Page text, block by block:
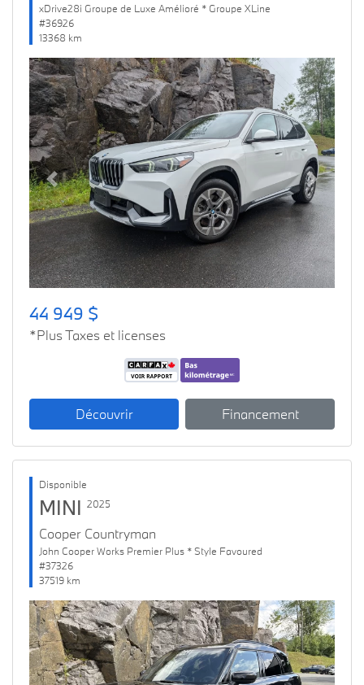
xDrive28i Groupe de Luxe Amélioré * Groupe XLine
#36926
13368 km
Previous Next
44 949 $
*Plus Taxes et licenses
Découvrir Financement
Disponible
MINI 2025
Cooper Countryman
John Cooper Works Premier Plus * Style Favoured
#37326
37519 km